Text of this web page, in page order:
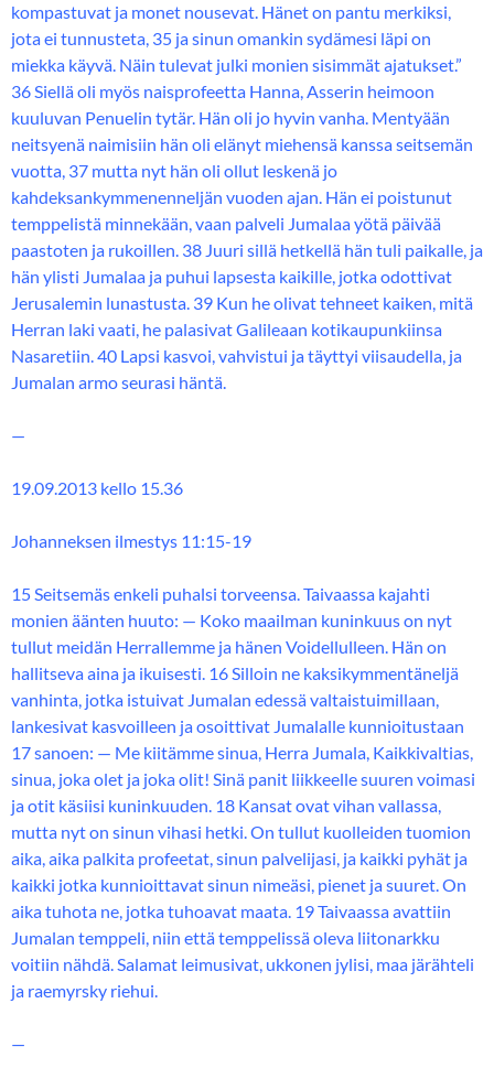
kompastuvat ja monet nousevat. Hänet on pantu merkiksi,
jota ei tunnusteta, 35 ja sinun omankin sydämesi läpi on
miekka käyvä. Näin tulevat julki monien sisimmät ajatukset.”
36 Siellä oli myös naisprofeetta Hanna, Asserin heimoon
kuuluvan Penuelin tytär. Hän oli jo hyvin vanha. Mentyään
neitsyenä naimisiin hän oli elänyt miehensä kanssa seitsemän
vuotta, 37 mutta nyt hän oli ollut leskenä jo
kahdeksankymmenenneljän vuoden ajan. Hän ei poistunut
temppelistä minnekään, vaan palveli Jumalaa yötä päivää
paastoten ja rukoillen. 38 Juuri sillä hetkellä hän tuli paikalle, ja
hän ylisti Jumalaa ja puhui lapsesta kaikille, jotka odottivat
Jerusalemin lunastusta. 39 Kun he olivat tehneet kaiken, mitä
Herran laki vaati, he palasivat Galileaan kotikaupunkiinsa
Nasaretiin. 40 Lapsi kasvoi, vahvistui ja täyttyi viisaudella, ja
Jumalan armo seurasi häntä.
—
19.09.2013 kello 15.36
Johanneksen ilmestys 11:15-19
15 Seitsemäs enkeli puhalsi torveensa. Taivaassa kajahti
monien äänten huuto: — Koko maailman kuninkuus on nyt
tullut meidän Herrallemme ja hänen Voidellulleen. Hän on
hallitseva aina ja ikuisesti. 16 Silloin ne kaksikymmentäneljä
vanhinta, jotka istuivat Jumalan edessä valtaistuimillaan,
lankesivat kasvoilleen ja osoittivat Jumalalle kunnioitustaan
17 sanoen: — Me kiitämme sinua, Herra Jumala, Kaikkivaltias,
sinua, joka olet ja joka olit! Sinä panit liikkeelle suuren voimasi
ja otit käsiisi kuninkuuden. 18 Kansat ovat vihan vallassa,
mutta nyt on sinun vihasi hetki. On tullut kuolleiden tuomion
aika, aika palkita profeetat, sinun palvelijasi, ja kaikki pyhät ja
kaikki jotka kunnioittavat sinun nimeäsi, pienet ja suuret. On
aika tuhota ne, jotka tuhoavat maata. 19 Taivaassa avattiin
Jumalan temppeli, niin että temppelissä oleva liitonarkku
voitiin nähdä. Salamat leimusivat, ukkonen jylisi, maa järähteli
ja raemyrsky riehui.
—